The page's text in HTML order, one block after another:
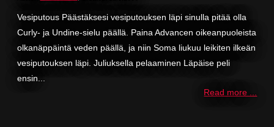
Vesiputous Päästäksesi vesiputouksen läpi sinulla pitää olla
Curly- ja Undine-sielu päällä. Paina Advancen oikeanpuoleista
olkanäppäintä veden päällä, ja niin Soma liukuu leikiten ilkeän
vesiputouksen läpi. Juliuksella pelaaminen Läpäise peli
ensin...
Read more ...